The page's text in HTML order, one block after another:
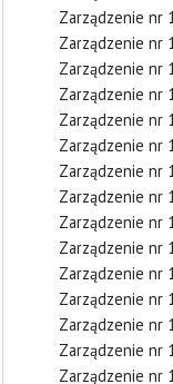
Zarządzenie nr
Zarządzenie nr
Zarządzenie nr
Zarządzenie nr
Zarządzenie nr
Zarządzenie nr
Zarządzenie nr
Zarządzenie nr
Zarządzenie nr
Zarządzenie nr
Zarządzenie nr
Zarządzenie nr
Zarządzenie nr
Zarządzenie nr
Zarządzenie nr